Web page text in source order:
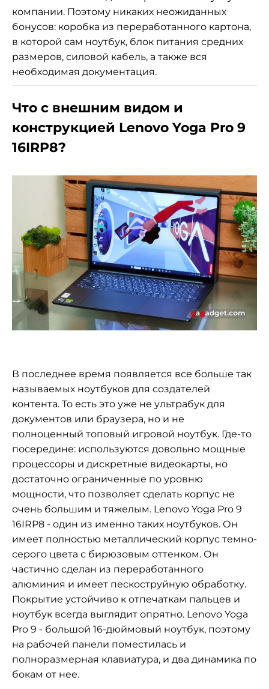
компании. Поэтому никаких неожиданных
бонусов: коробка из переработанного картона,
в которой сам ноутбук, блок питания средних
размеров, силовой кабель, а также вся
необходимая документация.
Что с внешним видом и
конструкцией Lenovo Yoga Pro 9
16IRP8?
В последнее время появляется все больше так
называемых ноутбуков для создателей
контента. То есть это уже не ультрабук для
документов или браузера, но и не
полноценный топовый игровой ноутбук. Где-то
посередине: используются довольно мощные
процессоры и дискретные видеокарты, но
достаточно ограниченные по уровню
мощности, что позволяет сделать корпус не
очень большим и тяжелым. Lenovo Yoga Pro 9
16IRP8 - один из именно таких ноутбуков. Он
имеет полностью металлический корпус темно-
серого цвета с бирюзовым оттенком. Он
частично сделан из переработанного
алюминия и имеет пескоструйную обработку.
Покрытие устойчиво к отпечаткам пальцев и
ноутбук всегда выглядит опрятно. Lenovo Yoga
Pro 9 - большой 16-дюймовый ноутбук, поэтому
на рабочей панели поместилась и
полноразмерная клавиатура, и два динамика по
бокам от нее.